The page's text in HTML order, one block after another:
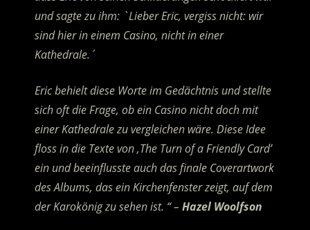
und sagte zu ihm: `Lieber Eric, vergiss nicht: wir
sind hier in einem Casino, nicht in einer
Kathedrale.´
Eric behielt diese Worte im Gedächtnis und stellte
sich oft die Frage, ob ein Casino nicht doch mit
einer Kathedrale zu vergleichen wäre. Diese Idee
floss in die Texte von ‚The Turn of a Friendly Card’
ein und beeinflusste auch das finale Coverartwork
des Albums, das ein Kirchenfenster zeigt, auf dem
der Karokönig zu sehen ist. “ – Hazel Woolfson